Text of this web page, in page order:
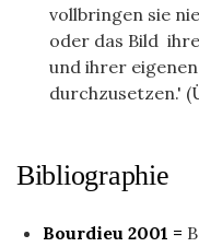
vollbringen sie
oder das Bild
und ihrer
durchzusetzen.'
Bibliographie
Bourdieu 2001 =